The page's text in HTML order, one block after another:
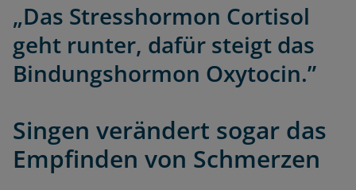
„Das Stresshormon Cortisol
geht runter, dafür steigt das
Bindungshormon Oxytocin.”
Singen verändert sogar das
Empfinden von Schmerzen